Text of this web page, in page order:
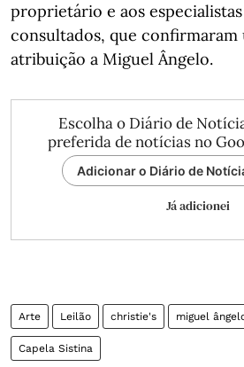
proprietário e aos
consultados, que confirmaram
atribuição a Miguel Ângelo.
Escolha o Diário de
preferida de notícias no
Adicionar o Diário de
Já adicionei
Arte Leilão christie's miguel
Capela Sistina